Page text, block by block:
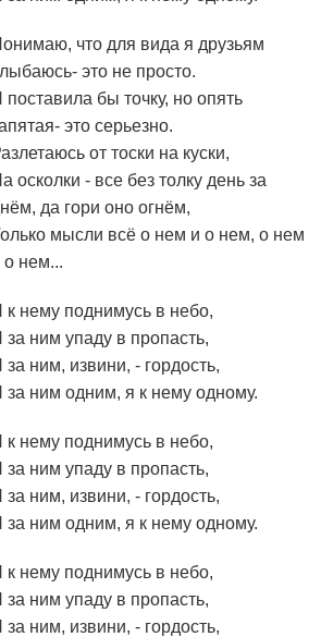
что для вида я друзьям
это не просто.
поставила бы точку, но опять
это серьезно.
от тоски на куски,
осколки - все без толку день за
да гори оно огнём,
мысли всё о нем и о нем, о нем
о нем...
к нему поднимусь в небо,
за ним упаду в пропасть,
за ним, извини, - гордость,
за ним одним, я к нему одному.
к нему поднимусь в небо,
за ним упаду в пропасть,
за ним, извини, - гордость,
за ним одним, я к нему одному.
к нему поднимусь в небо,
за ним упаду в пропасть,
за ним, извини, - гордость,